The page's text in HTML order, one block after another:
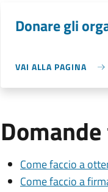
Donare gli
VAI ALLA PAGINA
Come faccio a
Come faccio a